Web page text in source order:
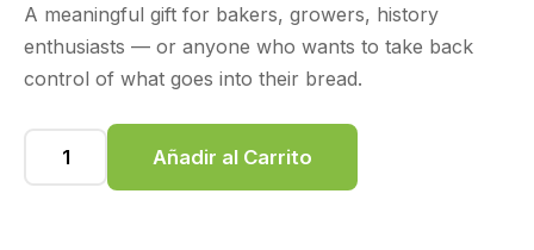
A meaningful gift for bakers, growers, history
enthusiasts — or anyone who wants to take back
control of what goes into their bread.
Añadir al Carrito